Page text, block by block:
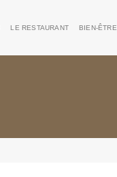
LE RESTAURANT BIEN-ÊTRE